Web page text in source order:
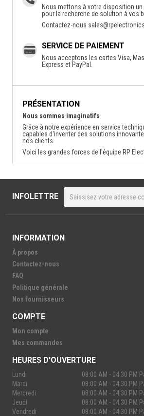
Nous mettons à votre disposition un
pour la recherche de solution à vos
Contactez-nous
SERVICE DE PAIEMENT
Nous acceptons les cartes Visa,
Express et PayPal.
PRÉSENTATION
Nous sommes imaginatifs
Grâce à notre expérience en service
capables d'inventer des solutions
nos clients.
Voici les grandes forces de l'équipe RP
INFOLETTRE
INFORMATION
À propos
Contactez-nous
FAQ
Politique générale
Nos fournisseurs
COMPTE
Mon compte
Mes commandes
HEURES D'OUVERTURE
Lundi
08:00 AM - 04:30 PM
Mardi
08:00 AM - 04:30 PM
Mercredi
08:00 AM - 04:30 PM
Jeudi
08:00 AM - 04:30 PM
Vendredi
08:00 AM - 04:30 PM